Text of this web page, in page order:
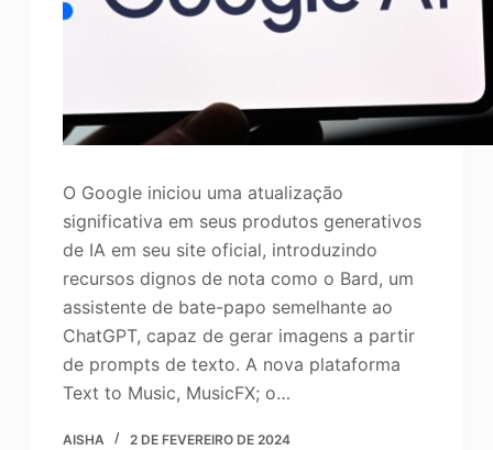
O Google iniciou uma atualização
significativa em seus produtos generativos
de IA em seu site oficial, introduzindo
recursos dignos de nota como o Bard, um
assistente de bate-papo semelhante ao
ChatGPT, capaz de gerar imagens a partir
de prompts de texto. A nova plataforma
Text to Music, MusicFX; o…
AISHA 2 DE FEVEREIRO DE 2024